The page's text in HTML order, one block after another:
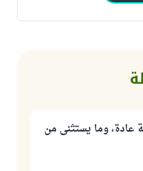
عادة، وما يستثنى من